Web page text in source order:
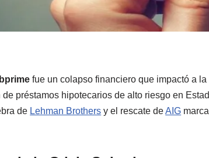
fue un colapso financiero que impactó a
de préstamos hipotecarios de alto riesgo en
de Lehman Brothers y el rescate deAIG